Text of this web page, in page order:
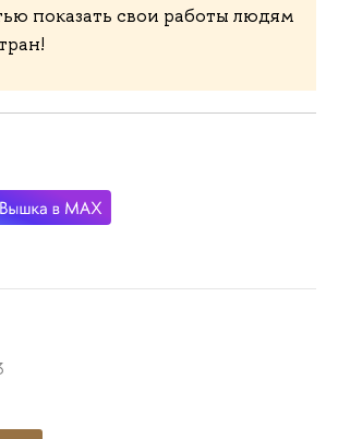
показать свои работы людям